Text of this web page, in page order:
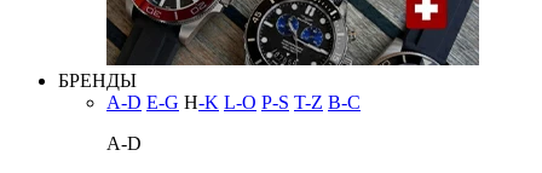
БРЕНДЫ
A-D E-G H-K L-O P-S T-Z В-С
A-D